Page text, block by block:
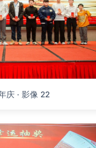
庆 · 影像 22